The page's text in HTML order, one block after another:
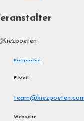
Kiezpoeten
E-Mail
team@kiezpoeten.com
Webseite